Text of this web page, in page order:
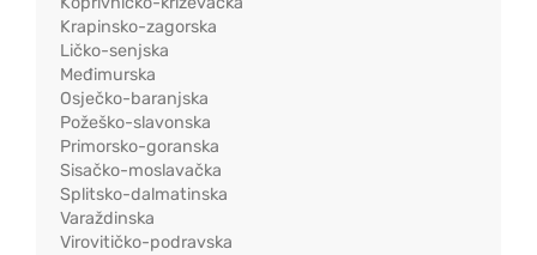
Krapinsko-zagorska
Ličko-senjska
Međimurska
Osječko-baranjska
Požeško-slavonska
Primorsko-goranska
Sisačko-moslavačka
Splitsko-dalmatinska
Varaždinska
Virovitičko-podravska